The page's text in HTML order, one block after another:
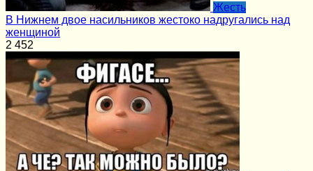
Жесть
В Нижнем двое насильников жестоко надругались над
женщиной
2 452